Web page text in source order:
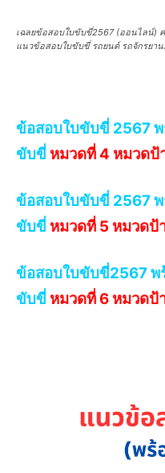
เฉลยข้อสอบใบขับขี่2567 (ออนไลน์)
แนวข้อสอบใบขับขี่ รถยนต์ รถจักรยา
ข้อสอบใบขับขี่ 2567
ขับขี่ หมวดที่ 4 หมวดป้
ข้อสอบใบขับขี่ 2567
ขับขี่ หมวดที่ 5 หมวดป้
ข้อสอบใบขับขี่2567 พ
ขับขี่ หมวดที่ 6 หมวดป้